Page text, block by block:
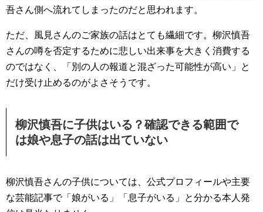
吾さん側へ流れてしまったのだと思われます。
ただ、風見さんのご家族の話はとても繊細です。柳沢慎吾
さんの噂を否定するために悲しい出来事を大きく消費する
のではなく、「別の人の報道と混ざった可能性が高い」と
だけ受け止めるのがよさそうです。
柳沢慎吾に子供はいる？確認できる範囲で
は娘や息子の話は出ていない
柳沢慎吾さんの子供については、公式プロフィールや主要
な芸能記事で「娘がいる」「息子がいる」と分かる本人発